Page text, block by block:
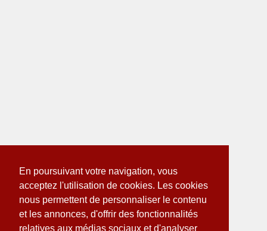
En poursuivant votre navigation, vous
acceptez l'utilisation de cookies. Les cookies
nous permettent de personnaliser le contenu
et les annonces, d'offrir des fonctionnalités
relatives aux médias sociaux et d'analyser